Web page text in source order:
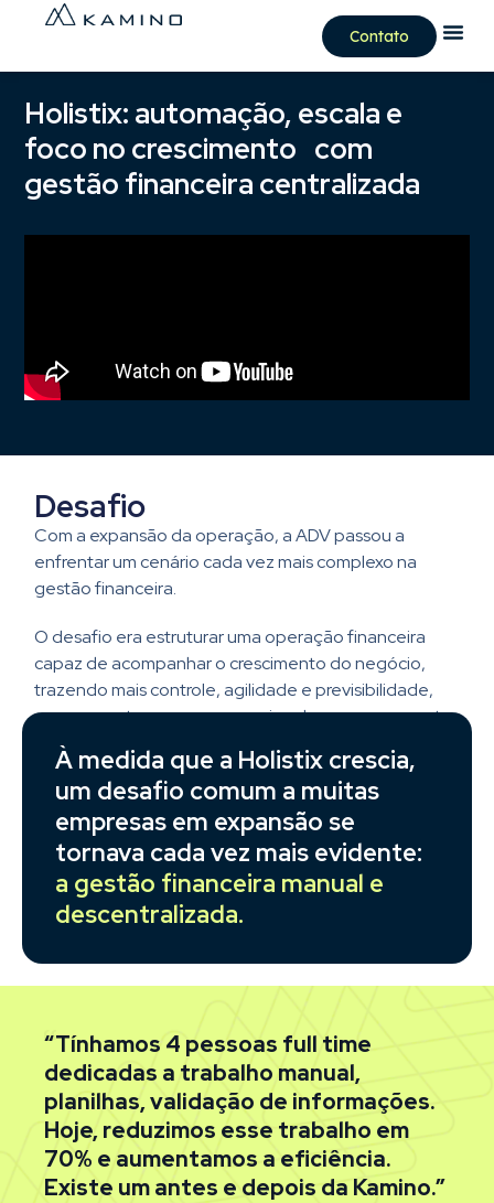
Contato
Holistix: automação, escala e
foco no crescimento com
gestão financeira centralizada
Desafio
Com a expansão da operação, a ADV passou a
enfrentar um cenário cada vez mais complexo na
gestão financeira.
O desafio era estruturar uma operação financeira
capaz de acompanhar o crescimento do negócio,
trazendo mais controle, agilidade e previsibilidade,
sem aumentar a carga operacional nem comprometer
a tomada de decisão.
À medida que a Holistix crescia,
um desafio comum a muitas
empresas em expansão se
tornava cada vez mais evidente:
a gestão financeira manual e
descentralizada.
“Tínhamos 4 pessoas full time
dedicadas a trabalho manual,
planilhas, validação de informações.
Hoje, reduzimos esse trabalho em
70% e aumentamos a eficiência.
Existe um antes e depois da Kamino.”